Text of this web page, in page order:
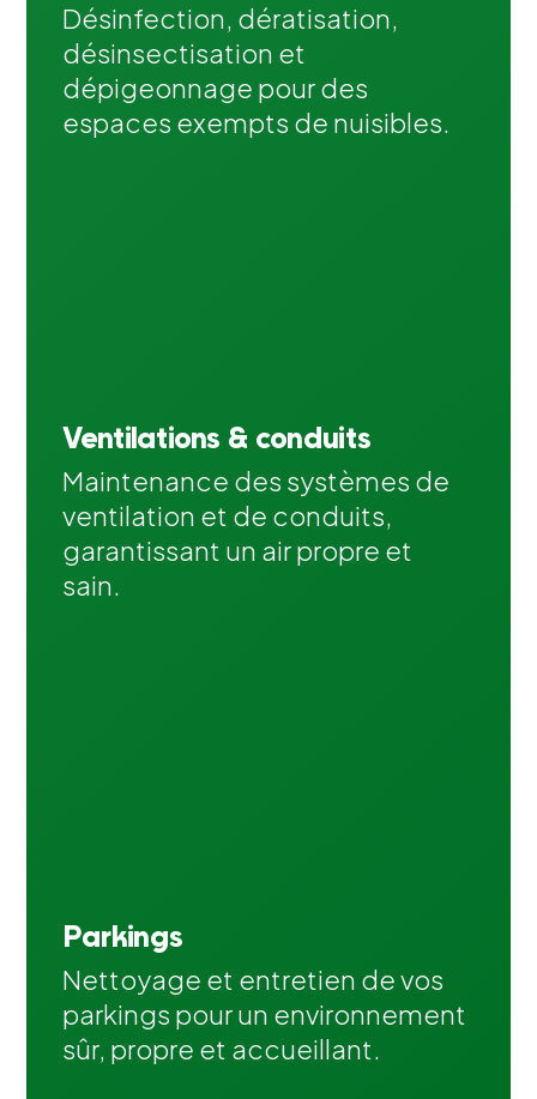
Désinfection, dératisation,
désinsectisation et
dépigeonnage pour des
espaces exempts de nuisibles.
Ventilations & conduits
Maintenance des systèmes de
ventilation et de conduits,
garantissant un air propre et
sain.
Parkings
Nettoyage et entretien de vos
parkings pour un environnement
sûr, propre et accueillant.